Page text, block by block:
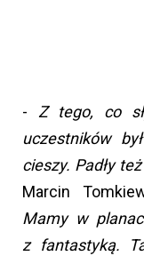
- Z tego, co
uczestników
cieszy. Padły
Marcin
Mamy w
z fantastyką.